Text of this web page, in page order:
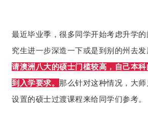
最近毕业季，很多同学开始考虑升学
究生进一步深造一下或是到别的州去
请澳洲八大的硕士门槛较高，自己本
到入学要求。那么针对这种情况，大
设置的硕士过渡课程来给同学们参考。